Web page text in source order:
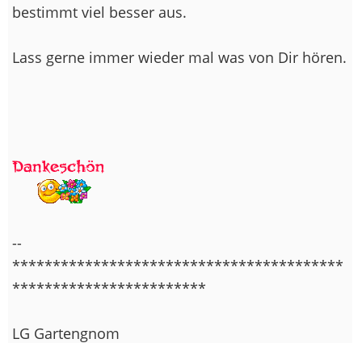
bestimmt viel besser aus.
Lass gerne immer wieder mal was von Dir hören.
--
*****************************************
************************
LG Gartengnom